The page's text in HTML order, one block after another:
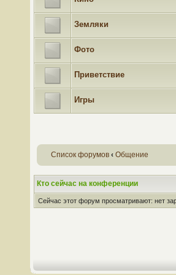
Земляки
Фото
Приветствие
Игры
Список форумов ‹ Общение
Кто сейчас на конференции
Сейчас этот форум просматривают: нет